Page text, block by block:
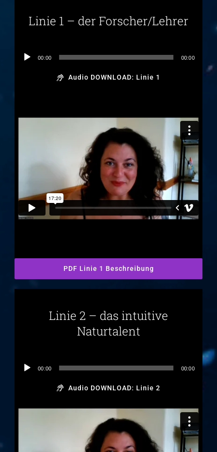
Linie 1 – der Forscher/Lehrer
Audio-00:00 00:00
Audio DOWNLOAD: Linie 1
PDF Linie 1 Beschreibung
Linie 2 – das intuitive
Naturtalent
Audio-00:00 00:00
Audio DOWNLOAD: Linie 2